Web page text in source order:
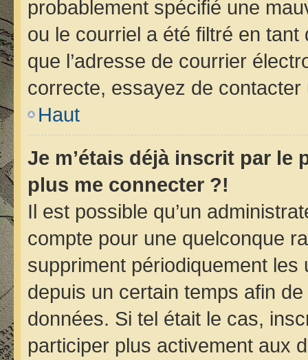
probablement spécifié une
ou le courriel a été filtré en
que l’adresse de courrier
correcte, essayez de contacter
Haut
Je m’étais déjà inscrit par le
plus me connecter ?!
Il est possible qu’un
compte pour une quelconque
suppriment périodiquement les
depuis un certain temps afin
données. Si tel était le cas,
participer plus activement aux